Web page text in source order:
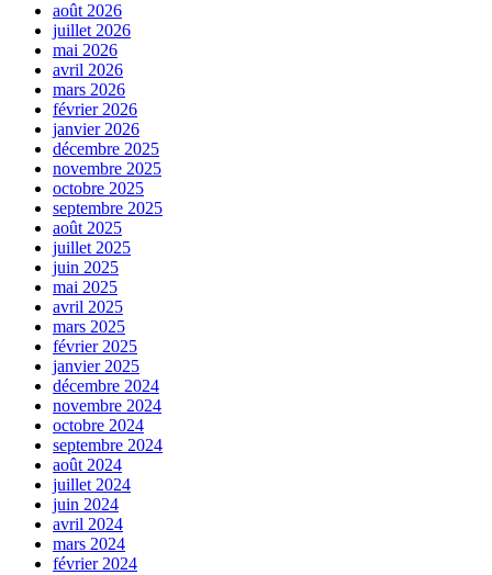
août 2026
juillet 2026
mai 2026
avril 2026
mars 2026
février 2026
janvier 2026
décembre 2025
novembre 2025
octobre 2025
septembre 2025
août 2025
juillet 2025
juin 2025
mai 2025
avril 2025
mars 2025
février 2025
janvier 2025
décembre 2024
novembre 2024
octobre 2024
septembre 2024
août 2024
juillet 2024
juin 2024
avril 2024
mars 2024
février 2024